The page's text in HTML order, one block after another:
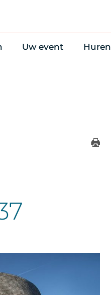
Uw event Huren